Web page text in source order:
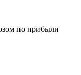
по прибыли